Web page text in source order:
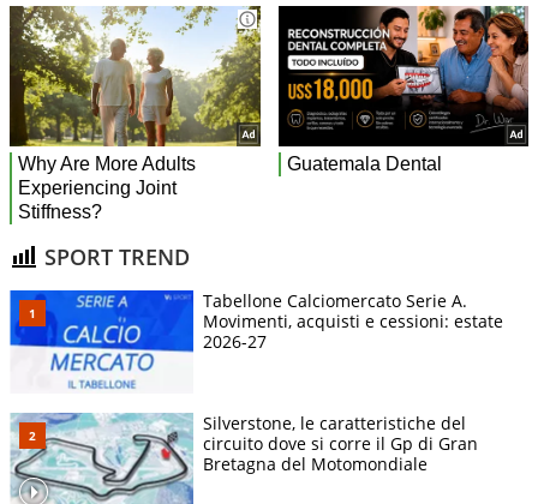
SPORT TREND
Tabellone Calciomercato Serie A.
Movimenti, acquisti e cessioni: estate
2026-27
Silverstone, le caratteristiche del
circuito dove si corre il Gp di Gran
Bretagna del Motomondiale